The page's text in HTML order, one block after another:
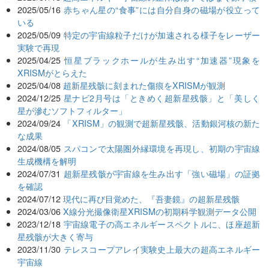
2025/05/16 赤ちゃん星の“食事”には自分自身の磁場が役立って
いる
2025/05/09 特定の宇宙線粒子だけが加速される様子をレーザー
実験で再現
2025/04/25 恒星ブラックホールが生み出す“加速器”現象を
XRISMがとらえた
2025/04/08 超新星残骸に刻まれた傷痕をXRISMが観測
2024/12/25 星ナビ2月号は「ときめく超新星残骸」と「美しく
星が滲むソフトフィルター」
2024/09/24 「XRISM」の観測で超新星残骸、活動銀河核の新た
な成果
2024/08/05 スパコンで太陽圏外縁環境を再現し、初期の宇宙線
生成機構を解明
2024/07/31 超新星残骸が宇宙線を生み出す「強い磁場」の証拠
を確認
2024/07/12 現代に再び目覚めた、『吾妻鏡』の超新星残骸
2024/03/06 X線分光撮像衛星XRISMの初期科学観測データ公開
2023/12/18 宇宙線電子の高エネルギースペクトルに、ほ座超新
星残骸が大きく寄与
2023/11/30 テレスコープアレイ実験史上最大の超高エネルギー
宇宙線